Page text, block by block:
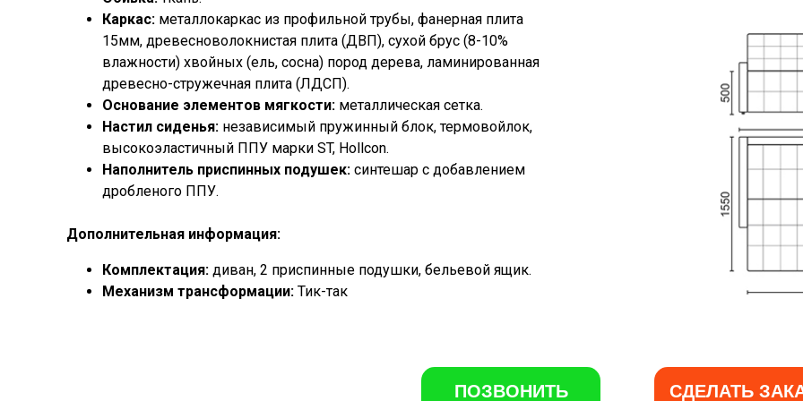
ПОЗВОНИТЬ СДЕЛАТЬ
Каркас: металлокаркас из профильной трубы, фанерная плита
15мм, древесноволокнистая плита (ДВП), сухой брус (8-10%
влажности) хвойных (ель, сосна) пород дерева, ламинированная
древесно-стружечная плита (ЛДСП).
Основание элементов мягкости: металлическая сетка.
Настил сиденья: независимый пружинный блок, термовойлок,
высокоэластичный ППУ марки ST, Hollcon.
Наполнитель приспинных подушек: синтешар с добавлением
дробленого ППУ.
Дополнительная информация:
Комплектация: диван, 2 приспинные подушки, бельевой ящик.
Механизм трансформации: Тик-так